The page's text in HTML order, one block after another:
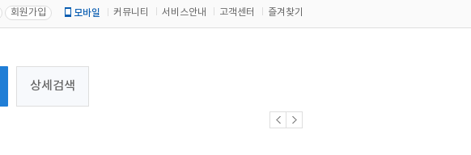
회원가입 모바일 커뮤니티 서비스안내 고객센터 즐겨찾기
상세검색